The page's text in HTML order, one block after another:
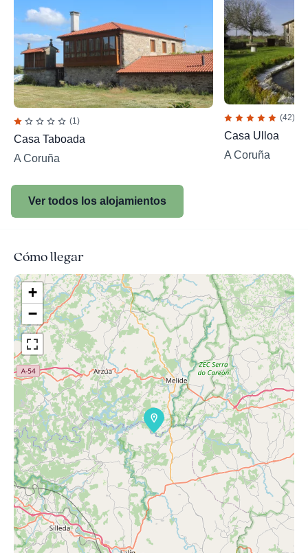
(1)
Casa Taboada
A Coruña
(42)
Casa Ulloa
A Coruña
Ver todos los alojamientos
Cómo llegar
+
−